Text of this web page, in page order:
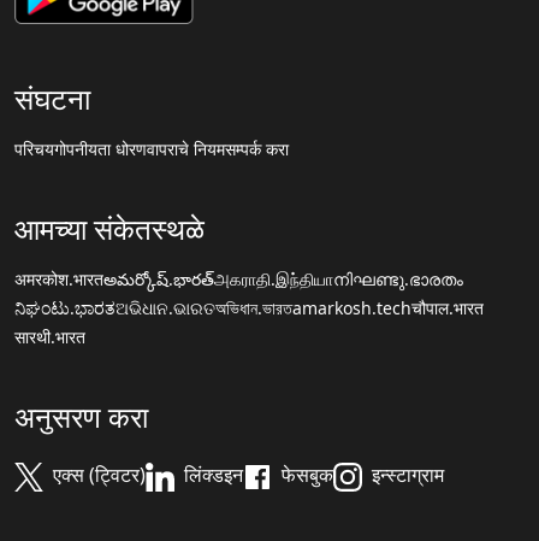
संघटना
परिचयगोपनीयता धोरणवापराचे नियमसम्पर्क करा
आमच्या संकेतस्थळे
अमरकोश.भारतఅమర్కోష్.భారత్அகராதி.இந்தியாനിഘണ്ടു.ഭാരതം
ನಿಘಂಟು.ಭಾರತଅଭିଧାନ.ଭାରତঅভিধান.ভারতamarkosh.techचौपाल.भारत
सारथी.भारत
अनुसरण करा
एक्स (ट्विटर) लिंक्डइन फेसबुक इन्स्टाग्राम